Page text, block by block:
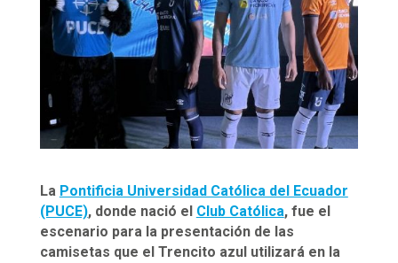
La Pontificia Universidad Católica del Ecuador
(PUCE), donde nació el Club Católica, fue el
escenario para la presentación de las
camisetas que el Trencito azul utilizará en la